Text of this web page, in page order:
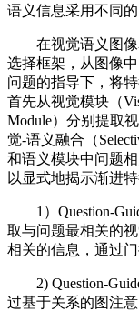
语义信息采用不同的
在视觉语义图像
选择框架，从图像
问题的指导下，将
首先从视觉模块（
Module）分别提取
觉-语义融合（
和语义模块中问题
以显式地揭示渐进特
1）Question-
取与问题最相关的
相关的信息，通过
2) Question-
过基于关系的图注